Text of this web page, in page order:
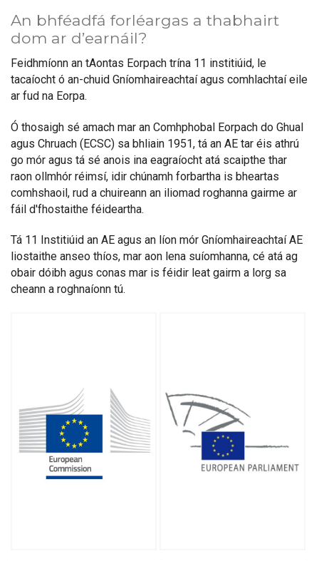
An bhféadfá forléargas a thabhairt
dom ar d’earnáil?
Feidhmíonn an tAontas Eorpach trína 11 institiúid, le
tacaíocht ó an-chuid Gníomhaireachtaí agus comhlachtaí eile
ar fud na Eorpa.
Ó thosaigh sé amach mar an Comhphobal Eorpach do Ghual
agus Chruach (ECSC) sa bhliain 1951, tá an AE tar éis athrú
go mór agus tá sé anois ina eagraíocht atá scaipthe thar
raon ollmhór réimsí, idir chúnamh forbartha is bheartas
comhshaoil, rud a chuireann an iliomad roghanna gairme ar
fáil d'fhostaithe féideartha.
Tá 11 Institiúid an AE agus an líon mór Gníomhaireachtaí AE
liostaithe anseo thíos, mar aon lena suíomhanna, cé atá ag
obair dóibh agus conas mar is féidir leat gairm a lorg sa
cheann a roghnaíonn tú.